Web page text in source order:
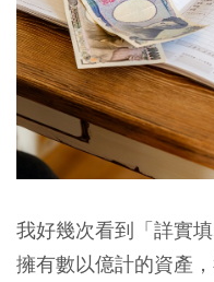
我好幾次看到「詳實
擁有數以億計的資產